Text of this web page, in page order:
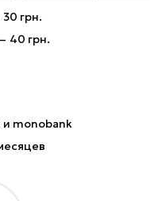
грн.
40 грн.
и monobank